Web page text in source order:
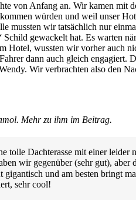
von Anfang an. Wir kamen mit
würden und weil unser
mussten wir tatsächlich nur
Schild gewackelt hat. Es warten
Hotel, wussten wir vorher auch
dann auch gleich
Wir verbrachten also den
Mehr zu ihm im Beitrag.
tolle Dachterasse mit einer
wir gegenüber (sehr gut),
und am besten bringt
sehr cool!